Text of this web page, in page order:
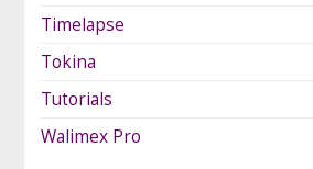
Timelapse
Tokina
Tutorials
Walimex Pro